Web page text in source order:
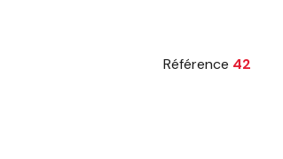
Référence 42